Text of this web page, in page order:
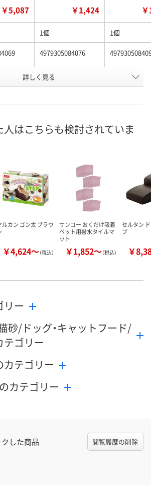
￥5,087 ￥1,424
1個 1個
4979305084076
UW33829 UW33832
8月24日（月）まで
ゴへ カゴへ
詳しく見る
人はこちらも検討されていま
ルカン ゴン太 ブラウ
￥4,624～（税込）
サンコー おくだけ吸着
ペット用撥水タイルマ
ット
￥1,852～（税込）
セルタン
プ
￥
リー
砂/ドッグ・キャットフード/
テゴリー
カテゴリー
カテゴリー
した商品 閲覧履歴の削除